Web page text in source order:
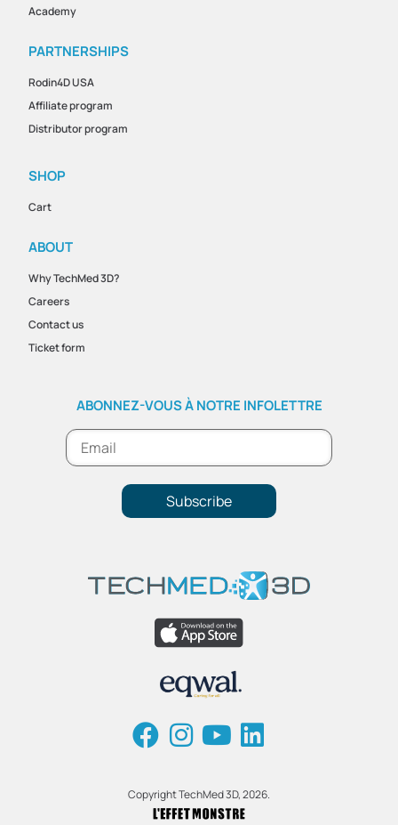
Academy
PARTNERSHIPS
Rodin4D USA
Affiliate program
Distributor program
SHOP
Cart
ABOUT
Why TechMed 3D?
Careers
Contact us
Ticket form
ABONNEZ-VOUS À NOTRE INFOLETTRE
Subscribe
Copyright TechMed 3D, 2026.